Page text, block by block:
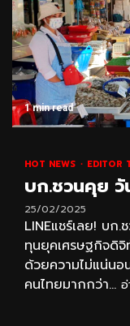
1 min read
HOT NEWS EDITOR
บก.ชวนคุย
25/02/2025
LINEแชร์เลย! บก
ทุนยุคเศรษฐกิจดิจิ
ด้วยความไม่แน่นอ
คนไทยมากกว่า...